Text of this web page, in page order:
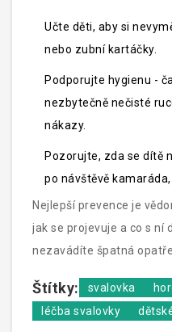
Učte děti, aby si
nebo zubní kartáčky.
Podporujte hygienu -
nezbytečně nečisté
nákazy.
Pozorujte, zda se dítě
po návštěvě
Nejlepší prevence je
jak se projevuje a co s ní
nezavádíte špatná
Štítky: svalovka
léčba svalovky